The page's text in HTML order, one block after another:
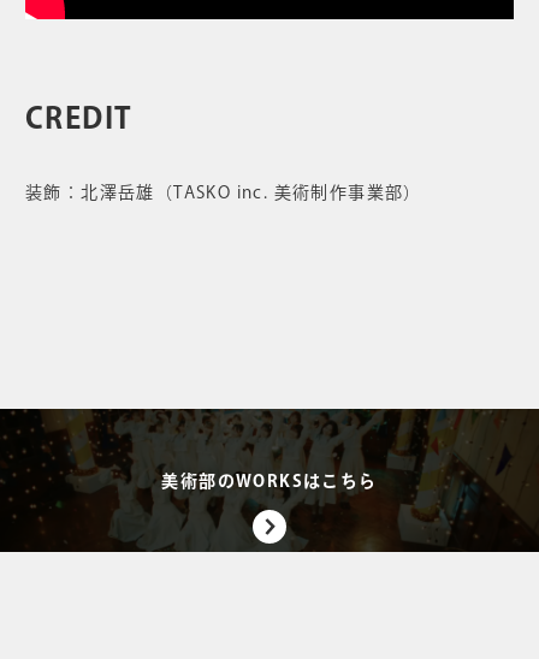
CREDIT
装飾：北澤岳雄（TASKO inc. 美術制作事業部）
美術部のWORKSはこちら